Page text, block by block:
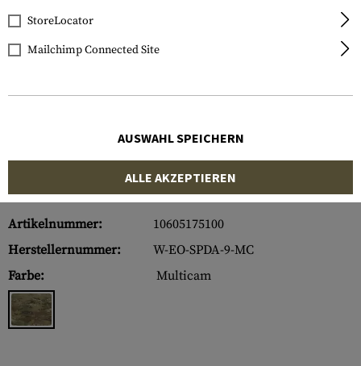
Artikelnummer:
10605175100
Herstellernummer:
W-EO-SPDA-9-MC
Farbe:
Multicam
StoreLocator
Mailchimp Connected Site
AUSWAHL SPEICHERN
ALLE AKZEPTIEREN